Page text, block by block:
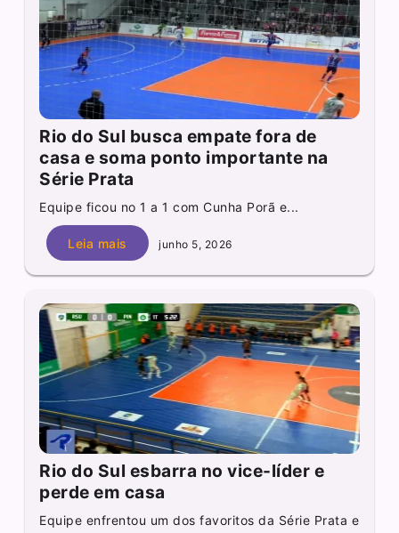
Rio do Sul busca empate fora de
casa e soma ponto importante na
Série Prata
Equipe ficou no 1 a 1 com Cunha Porã e...
Leia mais junho 5, 2026
Rio do Sul esbarra no vice-líder e
perde em casa
Equipe enfrentou um dos favoritos da Série Prata e